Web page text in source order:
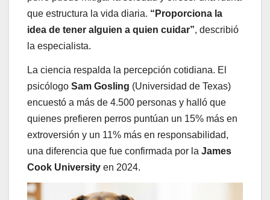
que estructura la vida diaria. “Proporciona la
idea de tener alguien a quien cuidar”, describió
la especialista.
La ciencia respalda la percepción cotidiana. El
psicólogo Sam Gosling (Universidad de Texas)
encuestó a más de 4.500 personas y halló que
quienes prefieren perros puntúan un 15% más en
extroversión y un 11% más en responsabilidad,
una diferencia que fue confirmada por la James
Cook University en 2024.